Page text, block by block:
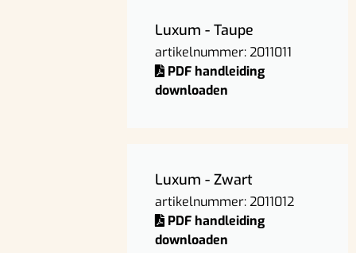
Luxum - Taupe
artikelnummer: 2011011
PDF handleiding
downloaden
Luxum - Zwart
artikelnummer: 2011012
PDF handleiding
downloaden